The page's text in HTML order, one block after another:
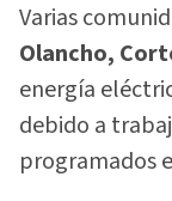
Varias
Olancho,
energía
debido a
programados